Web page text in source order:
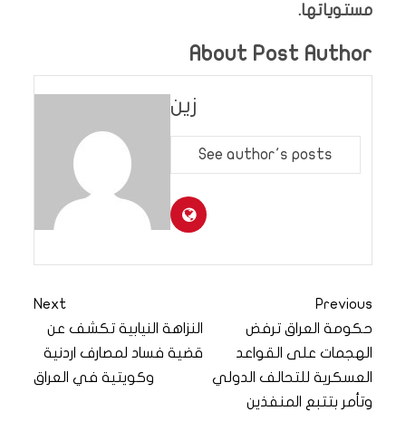
مستوياتها.
About Post Author
زين
See author's posts
Previous
حكومة العراق ترفض
الهجمات على القواعد
العسكرية للتحالف الدولي
وتأمر بتتبع المنفذين
Next
النزاهة النيابية تكشف عن
قضية فساد لمصارف اردنية
وكويتية في العراق